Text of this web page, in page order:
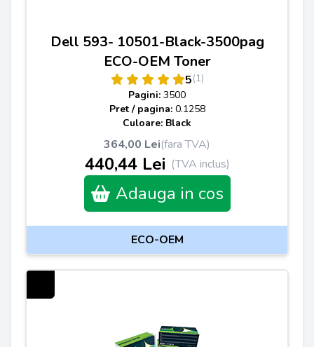
Dell 593- 10501-Black-3500pag
ECO-OEM Toner
5(1)
Pagini: 3500
Pret / pagina: 0.1258
Culoare: Black
364,00 Lei(fara TVA)
440,44 Lei (TVA inclus)
Adauga in cos
ECO-OEM